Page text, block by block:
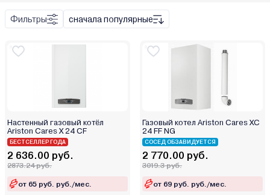
Bosch (Бош)
Buderus
Buran
Defro
Devotion
Drew-Met
E.C.A
ElectroVeL
Твердое
Газ
Сеть
Фильтры сначала популярные
Настенный газовый котёл
Ariston Cares X 24 CF
БЕСТСЕЛЛЕР ГОДА
2 636.00 руб.
2873.24 руб.
от 65 руб. руб./мес.
Газовый котел Ariston Cares XC
24 FF NG
СОСЕД ОБЗАВИДУЕТСЯ
2 770.00 руб.
3019.3 руб.
от 69 руб. руб./мес.